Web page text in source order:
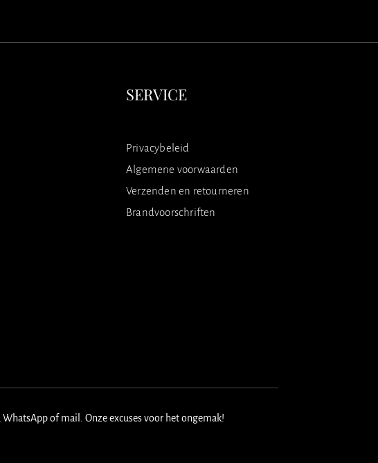
SERVICE
Privacybeleid
Algemene voorwaarden
Verzenden en retourneren
Brandvoorschriften
of mail. Onze excuses voor het ongemak!